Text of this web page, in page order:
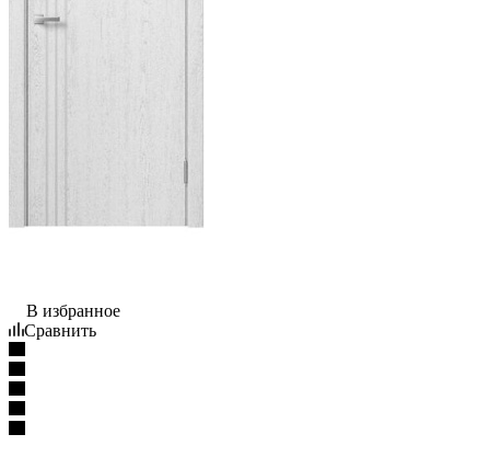
В избранное
Сравнить